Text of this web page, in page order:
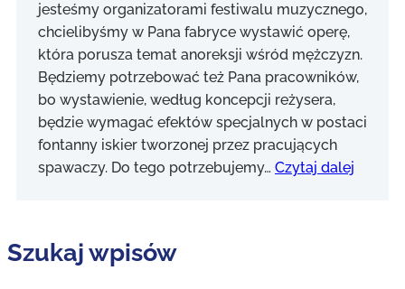
jesteśmy organizatorami festiwalu muzycznego,
chcielibyśmy w Pana fabryce wystawić operę,
która porusza temat anoreksji wśród mężczyzn.
Będziemy potrzebować też Pana pracowników,
bo wystawienie, według koncepcji reżysera,
będzie wymagać efektów specjalnych w postaci
fontanny iskier tworzonej przez pracujących
spawaczy. Do tego potrzebujemy… Czytaj dalej
Szukaj wpisów